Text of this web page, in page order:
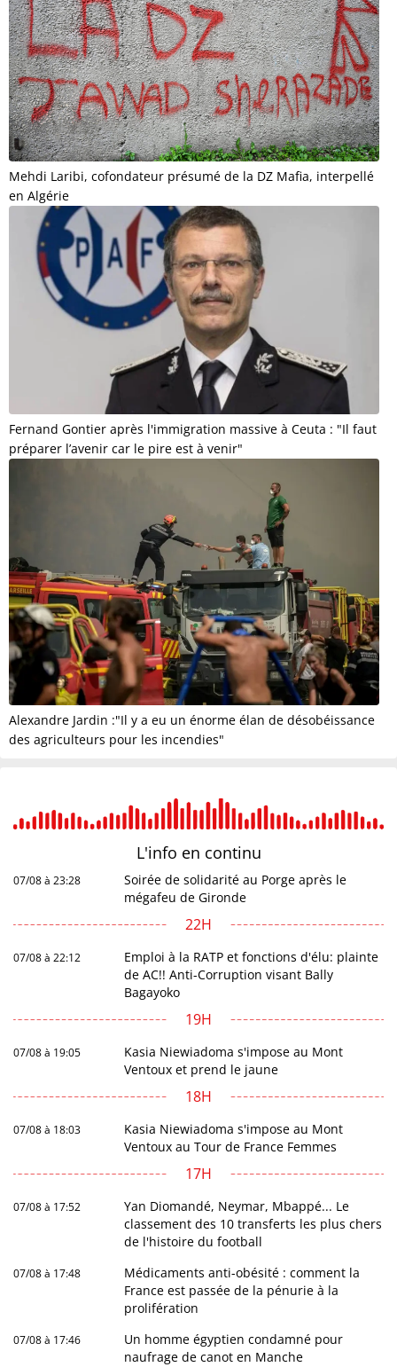
Mehdi Laribi, cofondateur présumé de la DZ Mafia, interpellé
en Algérie
Fernand Gontier après l'immigration massive à Ceuta : "Il faut
préparer l’avenir car le pire est à venir"
Alexandre Jardin :"Il y a eu un énorme élan de désobéissance
des agriculteurs pour les incendies"
L'info en continu
07/08 à 23:28
Soirée de solidarité au Porge après le
mégafeu de Gironde
22H
07/08 à 22:12
Emploi à la RATP et fonctions d'élu: plainte
de AC!! Anti-Corruption visant Bally
Bagayoko
19H
07/08 à 19:05
Kasia Niewiadoma s'impose au Mont
Ventoux et prend le jaune
18H
07/08 à 18:03
Kasia Niewiadoma s'impose au Mont
Ventoux au Tour de France Femmes
17H
07/08 à 17:52
Yan Diomandé, Neymar, Mbappé... Le
classement des 10 transferts les plus chers
de l'histoire du football
07/08 à 17:48
Médicaments anti-obésité : comment la
France est passée de la pénurie à la
prolifération
07/08 à 17:46
Un homme égyptien condamné pour
naufrage de canot en Manche